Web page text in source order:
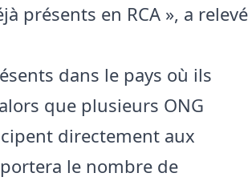
présents en RCA », a relevé
dans le pays où ils
que plusieurs ONG
directement aux
le nombre de